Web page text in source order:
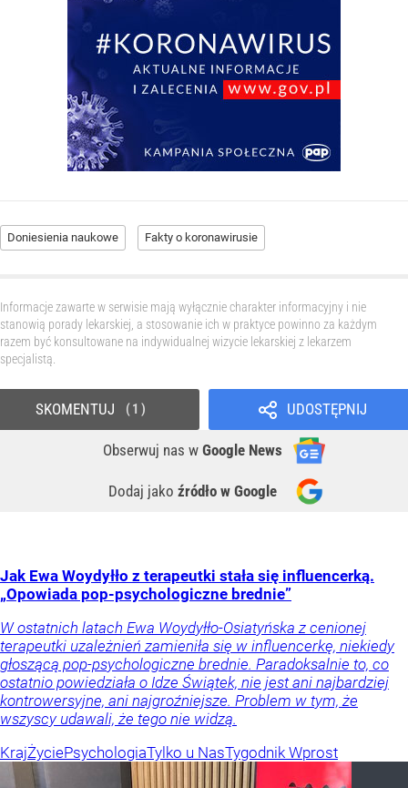
Doniesienia naukowe Fakty o koronawirusie
Informacje zawarte w serwisie mają wyłącznie charakter informacyjny i nie
stanowią porady lekarskiej, a stosowanie ich w praktyce powinno za każdym
razem być konsultowane na indywidualnej wizycie lekarskiej z lekarzem
specjalistą.
UDOSTĘPNIJ
Obserwuj nas w Google News
Dodaj jako źródło w Google
SKOMENTUJ 1
Jak Ewa Woydyłło z terapeutki stała się influencerką.
„Opowiada pop-psychologiczne brednie”
W ostatnich latach Ewa Woydyłło-Osiatyńska z cenionej
terapeutki uzależnień zamieniła się w influencerkę, niekiedy
głoszącą pop-psychologiczne brednie. Paradoksalnie to, co
ostatnio powiedziała o Idze Świątek, nie jest ani najbardziej
kontrowersyjne, ani najgroźniejsze. Problem w tym, że
wszyscy udawali, że tego nie widzą.
KrajŻyciePsychologiaTylko u NasTygodnik Wprost